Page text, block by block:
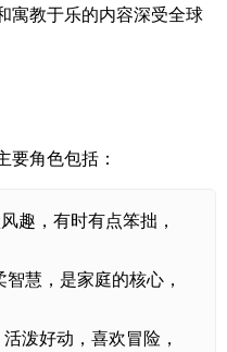
寓教于乐的内容深受全球
要角色包括：
趣，有时有点笨拙，
智慧，是家庭的核心，
活泼好动，喜欢冒险，